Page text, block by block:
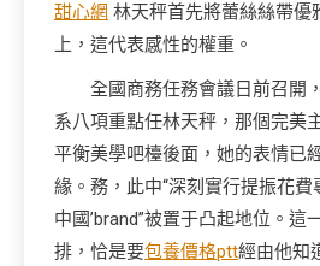
甜心網 林天秤首先將蕾絲絲帶優
上，這代表感性的權重。
全國商務任務會議日前召開
系八項重點任林天秤，那個完美
平衡美學吧檯後面，她的表情已
緣。務，此中“深刻實行提振花費
中國’brand”被置于凸起地位。這
排，恰是要包養價格ptt經由他知